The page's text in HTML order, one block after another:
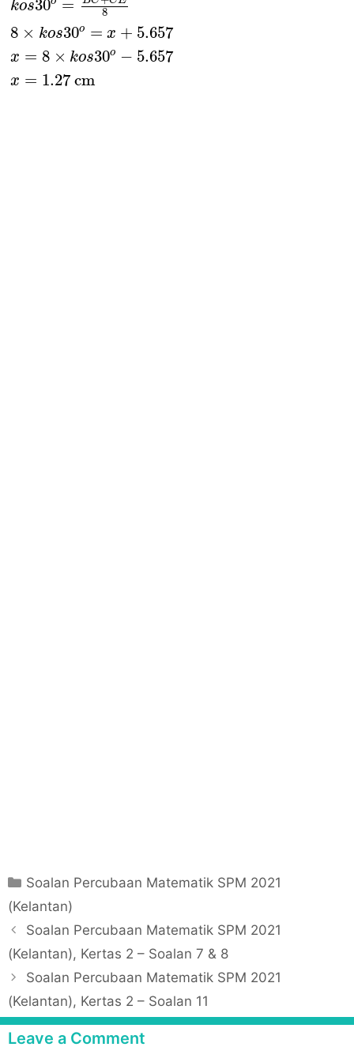
kos30 = 8
8 × kos30o = x + 5.657
x = 8 × kos30o − 5.657
x = 1.27 cm
C
a
e
g
o
r
i
e
Soalan Percubaan Matematik SPM 2021
(Kelantan)
P
o
n
a
v
Soalan Percubaan Matematik SPM 2021
(Kelantan), Kertas 2 – Soalan 7 & 8
Soalan Percubaan Matematik SPM 2021
(Kelantan), Kertas 2 – Soalan 11
Leave a Comment